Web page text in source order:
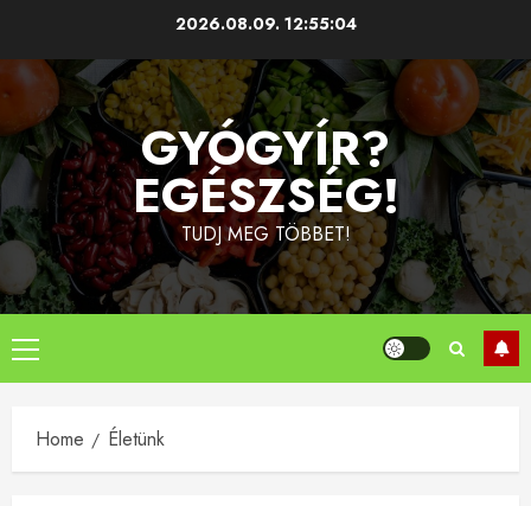
content
2026.08.09. 12:55:05
GYÓGYÍR?
EGÉSZSÉG!
TUDJ MEG TÖBBET!
Primary
Menu
Home Életünk